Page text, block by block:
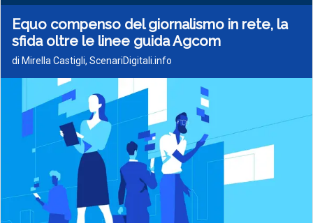
Equo compenso del giornalismo in rete, la
sfida oltre le linee guida Agcom
di Mirella Castigli, ScenariDigitali.info